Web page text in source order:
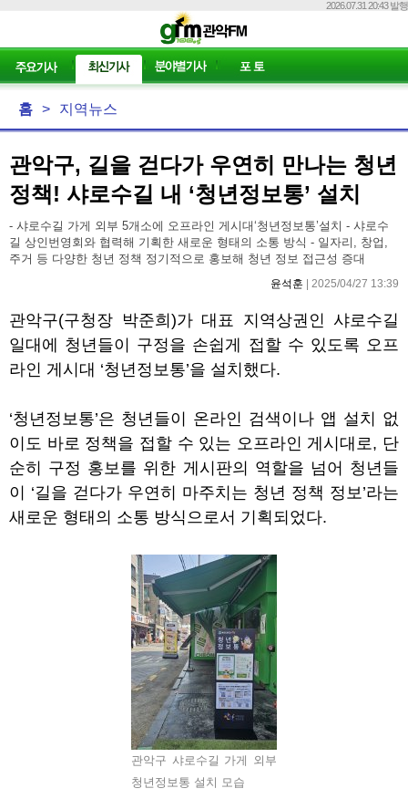
2026.07.31 20:43 발행
홈 > 지역뉴스
관악구, 길을 걷다가 우연히 만나는 청년
정책! 샤로수길 내 ‘청년정보통’ 설치
- 샤로수길 가게 외부 5개소에 오프라인 게시대‘청년정보통’설치 - 샤로수
길 상인번영회와 협력해 기획한 새로운 형태의 소통 방식 - 일자리, 창업,
주거 등 다양한 청년 정책 정기적으로 홍보해 청년 정보 접근성 증대
윤석훈 | 2025/04/27 13:39
관악구(구청장 박준희 )가 대표 지역상권인 샤로수길
일대에 청년들이 구정을 손쉽게 접할 수 있도록 오프
라인 게시대 ‘청년정보통’을 설치했다.
‘청년정보통’은 청년들이 온라인 검색이나 앱 설치 없
이도 바로 정책을 접할 수 있는 오프라인 게시대로, 단
순히 구정 홍보를 위한 게시판의 역할을 넘어 청년들
이 ‘길을 걷다가 우연히 마주치는 청년 정책 정보’라는
새로운 형태의 소통 방식으로서 기획되었다.
관악구 샤로수길 가게 외부
청년정보통 설치 모습